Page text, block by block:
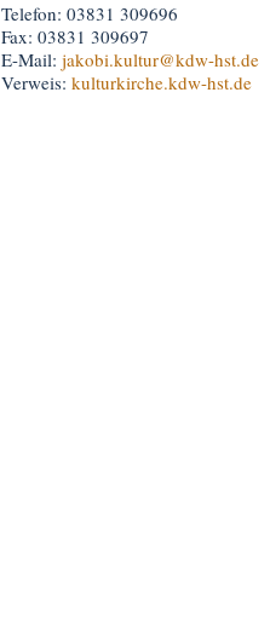
Telefon: 03831 309696
Fax: 03831 309697
E-Mail: jakobi.kultur@kdw-hst.de
Verweis: kulturkirche.kdw-hst.de